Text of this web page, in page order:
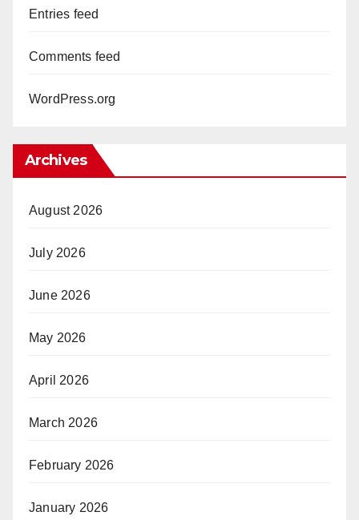
Entries feed
Comments feed
WordPress.org
Archives
August 2026
July 2026
June 2026
May 2026
April 2026
March 2026
February 2026
January 2026